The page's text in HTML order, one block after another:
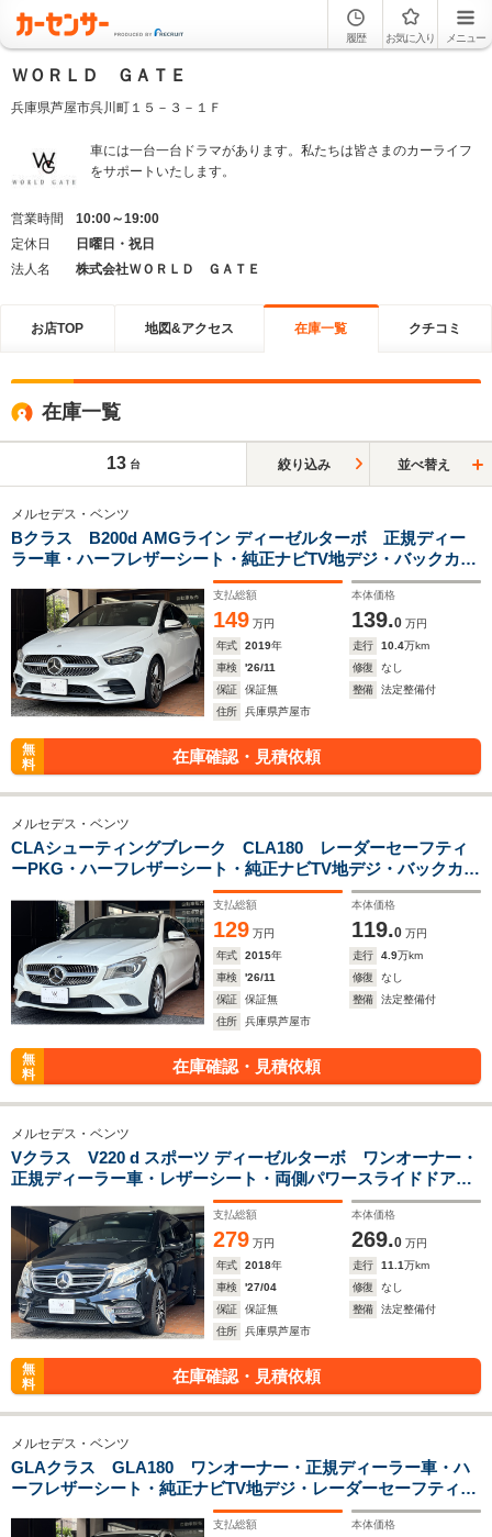
履歴 お気に入り メニュー
ＷＯＲＬＤ ＧＡＴＥ
兵庫県芦屋市呉川町１５－３－１Ｆ
車には一台一台ドラマがあります。私たちは皆さまのカーライフ
をサポートいたします。
営業時間
10:00～19:00
定休日
日曜日・祝日
法人名
株式会社ＷＯＲＬＤ ＧＡＴＥ
お店TOP 地図&アクセス 在庫一覧 クチコミ
在庫一覧
13 台 絞り込み 並べ替え
メルセデス・ベンツ
Bクラス B200d AMGライン ディーゼルターボ 正規ディー
ラー車・ハーフレザーシート・純正ナビTV地デジ・バックカメ
ラ・アクティブブレーキ・アクティブレーンキーピング・アテ
ンションアシスト・ブラインドスポット・電動リアゲート・
支払総額
149 万円
本体価格
139.0 万円
年式
2019年 走行 10.4万km
車検
'26/11 修復
なし
保証
保証無 整備
法定整備付
住所
兵庫県芦屋市
無
料
在庫確認・見積依頼
メルセデス・ベンツ
CLAシューティングブレーク CLA180 レーダーセーフティ
ーPKG・ハーフレザーシート・純正ナビTV地デジ・バックカメ
ラ・プッシュ式スタート・キーレス・ブルートゥース・オート
トランク・シートヒーター・パドルシフト・アンビエントライ
ト・ETC
支払総額
129 万円
本体価格
119.0 万円
年式
2015年 走行 4.9万km
車検
'26/11 修復
なし
保証
保証無 整備
法定整備付
住所
兵庫県芦屋市
無
料
在庫確認・見積依頼
メルセデス・ベンツ
Vクラス V220 d スポーツ ディーゼルターボ ワンオーナー・
正規ディーラー車・レザーシート・両側パワースライドドア・
シートヒーター・スポーツ・ディーゼル車・360°カメラ・バッ
クカメラ・ETC
支払総額
279 万円
本体価格
269.0 万円
年式
2018年 走行 11.1万km
車検
'27/04 修復
なし
保証
保証無 整備
法定整備付
住所
兵庫県芦屋市
無
料
在庫確認・見積依頼
メルセデス・ベンツ
GLAクラス GLA180 ワンオーナー・正規ディーラー車・ハ
ーフレザーシート・純正ナビTV地デジ・レーダーセーフティー
パッケージ・キーレスゴーバックカメラ・ETC
支払総額 本体価格